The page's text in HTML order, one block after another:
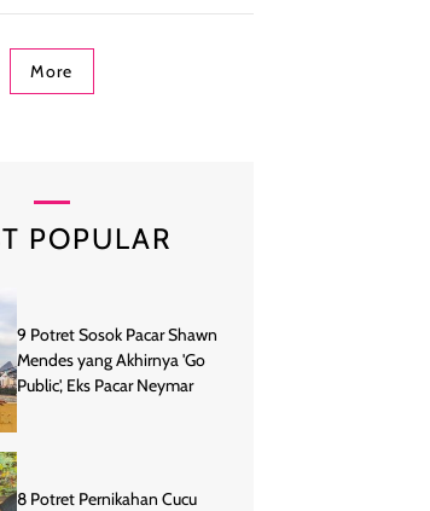
More
POPULAR
9 Potret Sosok Pacar Shawn
Mendes yang Akhirnya 'Go
Public', Eks Pacar Neymar
8 Potret Pernikahan Cucu